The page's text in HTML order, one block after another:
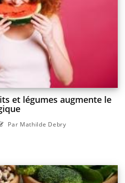
et légumes augmente le
Par Mathilde Debry